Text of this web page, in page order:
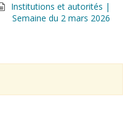
Institutions et autorités |
Semaine du 2 mars 2026